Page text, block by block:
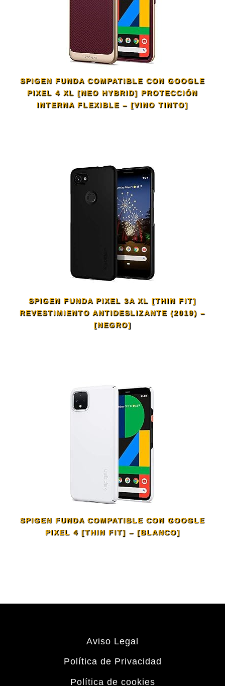
SPIGEN FUNDA COMPATIBLE CON GOOGLE
PIXEL 4 XL [NEO HYBRID] PROTECCIÓN
INTERNA FLEXIBLE – [VINO TINTO]
SPIGEN FUNDA PIXEL 3A XL [THIN FIT]
REVESTIMIENTO ANTIDESLIZANTE (2019) –
[NEGRO]
SPIGEN FUNDA COMPATIBLE CON GOOGLE
PIXEL 4 [THIN FIT] – [BLANCO]
Aviso Legal
Política de Privacidad
Política de cookies